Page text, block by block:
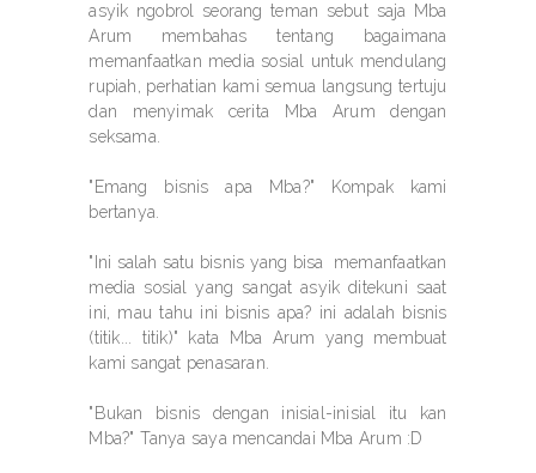
asyik ngobrol seorang teman sebut saja Mba
Arum membahas tentang bagaimana
memanfaatkan media sosial untuk mendulang
rupiah, perhatian kami semua langsung tertuju
dan menyimak cerita Mba Arum dengan
seksama.
"Emang bisnis apa Mba?" Kompak kami
bertanya.
"Ini salah satu bisnis yang bisa memanfaatkan
media sosial yang sangat asyik ditekuni saat
ini, mau tahu ini bisnis apa? ini adalah bisnis
(titik... titik)" kata Mba Arum yang membuat
kami sangat penasaran.
"Bukan bisnis dengan inisial-inisial itu kan
Mba?" Tanya saya mencandai Mba Arum :D